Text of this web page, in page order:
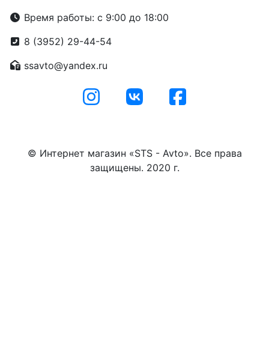
Время работы: с 9:00 до 18:00
8 (3952) 29-44-54
ssavto@yandex.ru
© Интернет магазин «STS - Avto». Все права
защищены. 2020 г.